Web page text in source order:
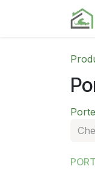
Se rendre au contenu